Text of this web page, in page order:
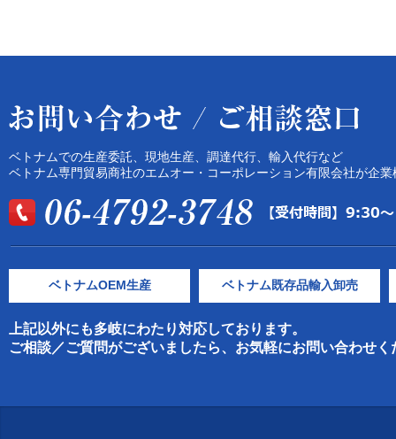
ベトナムでの生産委託、現地生産、調達代行、輸入代行など
ベトナム専門貿易商社のエムオー・コーポレーション有限会社が企
ベトナムOEM生産 ベトナム既存品輸入卸売
上記以外にも多岐にわたり対応しております。
ご相談／ご質問がございましたら、お気軽にお問い合わせく